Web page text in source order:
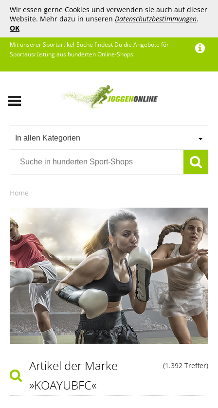
Wir essen gerne Cookies und verwenden sie auch auf dieser
Website. Mehr dazu in unseren Datenschutzbestimmungen.
OK
Mit unserer Sportartikel-Suche findest Du die Angebote für
Sportausrüstung aus hunderten Online-Shops.
In allen Kategorien
Home
(1.392 Treffer)
Artikel der Marke
»KOAYUBFC«